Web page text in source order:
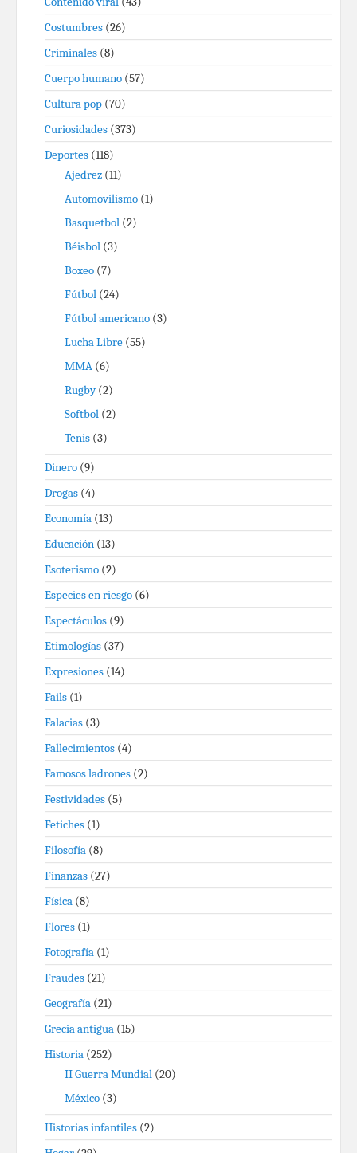
Costumbres (26)
Criminales (8)
Cuerpo humano (57)
Cultura pop (70)
Curiosidades (373)
Deportes (118)
Ajedrez (11)
Automovilismo (1)
Basquetbol (2)
Béisbol (3)
Boxeo (7)
Fútbol (24)
Fútbol americano (3)
Lucha Libre (55)
MMA (6)
Rugby(2)
Softbol (2)
Tenis (3)
Dinero (9)
Drogas (4)
Economía (13)
Educación (13)
Esoterismo (2)
Especies en riesgo (6)
Espectáculos (9)
Etimologías (37)
Expresiones (14)
Fails (1)
Falacias (3)
Fallecimientos (4)
Famosos ladrones (2)
Festividades (5)
Fetiches (1)
Filosofía (8)
Finanzas (27)
Física (8)
Flores (1)
Fotografía (1)
Fraudes (21)
Geografía (21)
Grecia antigua (15)
Historia (252)
II Guerra Mundial (20)
México (3)
Historias infantiles (2)